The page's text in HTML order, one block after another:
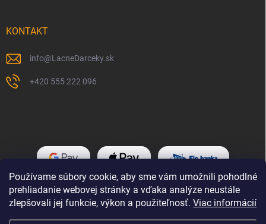
Používame súbory cookie, aby sme vám umožnili pohodlné
prehliadanie webovej stránky a vďaka analýze neustále
zlepšovali jej funkcie, výkon a použiteľnosť. Viac informácií
KONTAKT
info@LacneDarceky.sk
+420 555 222 096